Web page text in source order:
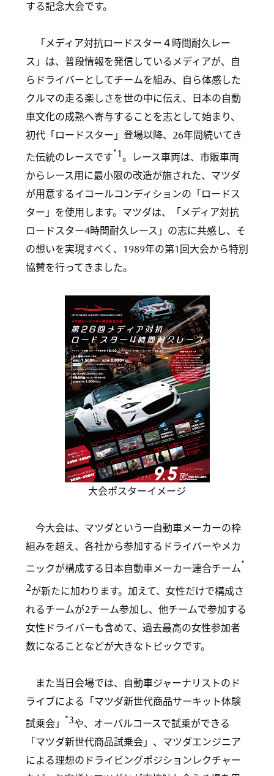
する記念大会です。
「メディア対抗ロードスター４時間耐久レー
ス」は、普段情報を発信しているメディアが、自
らドライバーとしてチームを組み、自ら体感した
クルマの走る楽しさを世の中に伝え、日本の自動
車文化の成熟へ寄与することを志として始まり、
初代「ロードスター」登場以降、26年間続いてき
た伝統のレースです*1。レース車両は、市販車両
からレース用に最小限の改造が施された、マツダ
が用意するイコールコンディションの「ロードス
ター」を使用します。マツダは、「メディア対抗
ロードスター4時間耐久レース」の志に共感し、そ
の想いを実現すべく、1989年の第1回大会から特別
協賛を行ってきました。
大会ポスターイメージ
今大会は、マツダという一自動車メーカーの枠
組みを超え、各社から参加するドライバーやメカ
ニックが構成する日本自動車メーカー連合チーム*
2が新たに加わります。加えて、女性だけで構成さ
れるチームが2チーム参加し、他チームで参加する
女性ドライバーも含めて、過去最高の女性参加者
数になることなどが大きなトピックです。
また当日会場では、自動車ジャーナリストのド
ライブによる「マツダ新世代商品サーキット体験
試乗会」 *3や、オーバルコースで試乗ができる
「マツダ新世代商品試乗会」、マツダエンジニア
による理想のドライビングポジションレクチャー